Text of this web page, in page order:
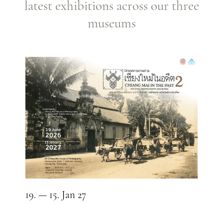
latest exhibitions across our three
museums
19. — 15. Jan 27